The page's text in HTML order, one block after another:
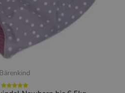
Bärenkind